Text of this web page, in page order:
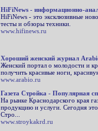
HiFiNews - информационно-
HiFiNews - это эксклюзивные
тесты и обзоры техники.
www.hifinews.ru
Хороший женский журнал
Женский портал о молодости и
получить красивые ноги,
www.arabio.ru
Газета Стройка - Популярная
На рынке Краснодарского края
продукцию и услуги. Сегодня
Стро...
www.stroykakrd.ru